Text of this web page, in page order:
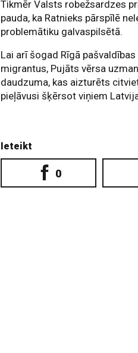
Tikmēr Valsts robežsardzes
pauda, ka Ratnieks pārspīlē
problemātiku galvaspilsētā.
Lai arī šogad Rīgā
migrantus, Pujāts vērsa
daudzuma, kas aizturēts
pieļāvusi šķērsot viņiem
Ieteikt
0